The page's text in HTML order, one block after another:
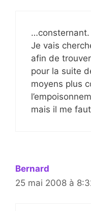
…consternant.
Je vais
afin de
pour la suite
moyens plus
mais il me
Bernard
25 mai 2008 à